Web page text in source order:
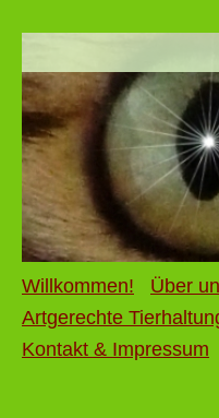
Willkommen! Über
Artgerechte
Kontakt & Impressum